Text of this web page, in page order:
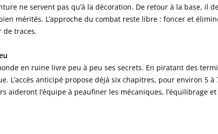
ne servent pas qu’à la décoration. De retour à la base,
mérités. L’approche du combat reste libre : foncer et
de traces.
en ruine livre peu à peu ses secrets. En piratant des
L’accès anticipé propose déjà six chapitres, pour environ 5
aideront l’équipe à peaufiner les mécaniques, l’équilibrage